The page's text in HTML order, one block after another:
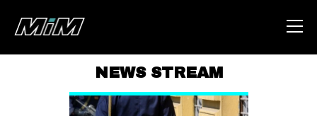
NEWS STREAM